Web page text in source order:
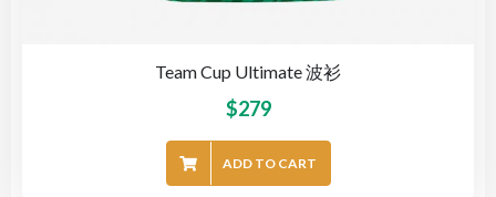
Team Cup Ultimate 波衫
$279
ADD TO CART